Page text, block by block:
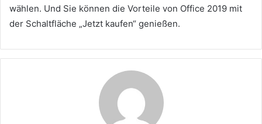
wählen. Und Sie können die Vorteile von Office 2019 mit
der Schaltfläche „Jetzt kaufen“ genießen.